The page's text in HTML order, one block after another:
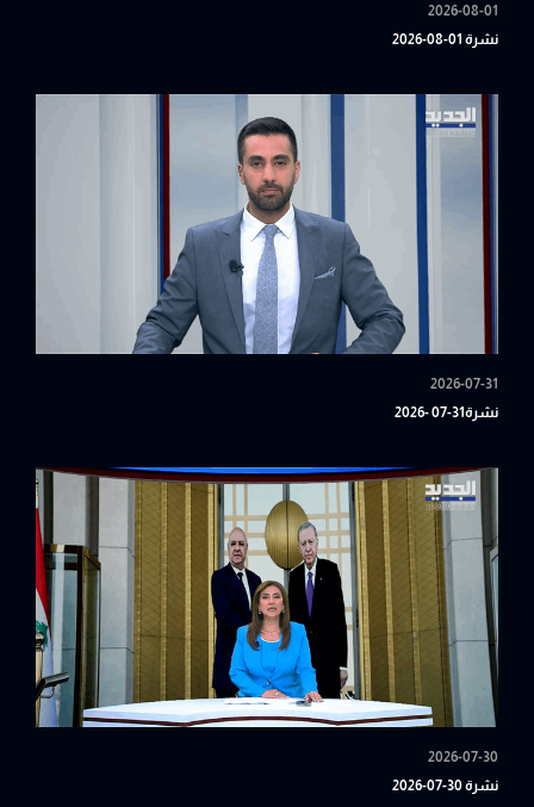
2026-08-01
نشرة 01-08-2026
2026-07-31
نشرة31-07 -2026
2026-07-30
نشرة 30-07-2026